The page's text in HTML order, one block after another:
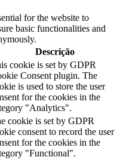
for the website to
basic functionalities and
Descrição
cookie is set by GDPR
Consent plugin. The
is used to store the user
for the cookies in the
"Analytics".
cookie is set by GDPR
consent to record the user
for the cookies in the
"Functional".